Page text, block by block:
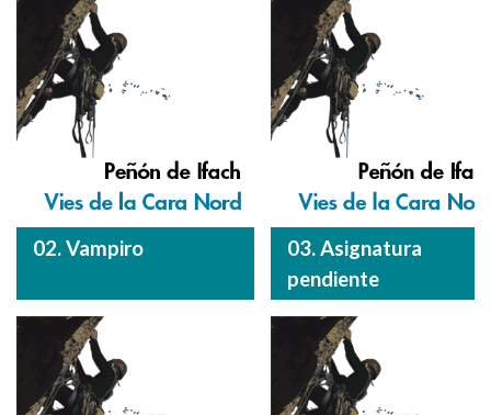
02. Vampiro
03. Asignatura
pendiente